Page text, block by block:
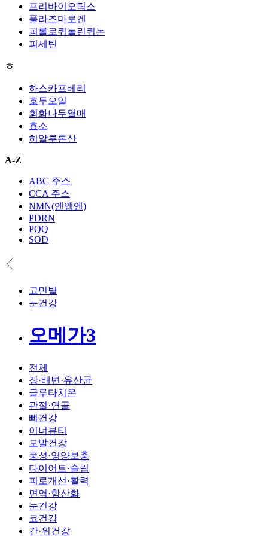
프리바이오틱스
플라즈마로겐
피롤로퀴놀린퀴논
피세틴
ㅎ
하스카프베리
호두오일
회화나무열매
효소
히알루론산
A-Z
ABC 주스
CCA 주스
NMN(엔엠엔)
PDRN
PQQ
SOD
고민별
눈건강
오메가3
전체
장·배변·유산균
글루타치온
관절·연골
뼈건강
이너뷰티
모발건강
풍성·영양보충
다이어트·슬림
피로개선·활력
면역·항산화
눈건강
코건강
간·위건강